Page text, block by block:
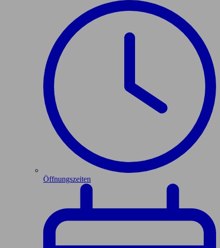
Öffnungszeiten